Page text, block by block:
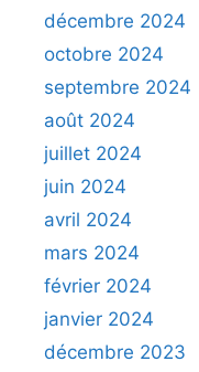
décembre 2024
octobre 2024
septembre 2024
août 2024
juillet 2024
juin 2024
avril 2024
mars 2024
février 2024
janvier 2024
décembre 2023